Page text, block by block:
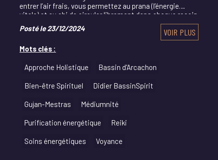
entrer l’air frais, vous permettez au prana (l’énergie
vitale) et au chi de circuler librement dans chaque recoin
Posté le 23/12/2024 VOIR PLUS
Mots clés :
Approche Holistique Bassin d'Arcachon
Bien-être Spirituel Didier BassinSpirit
Gujan-Mestras Médiumnité
Purification énergétique Reiki
Soins énergétiques Voyance